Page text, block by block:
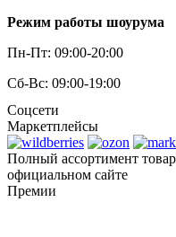
Режим работы шоурума
Пн-Пт: 09:00-20:00
Сб-Вс: 09:00-19:00
Соцсети
Маркетплейсы
Полный ассортимент
официальном сайте
Премии